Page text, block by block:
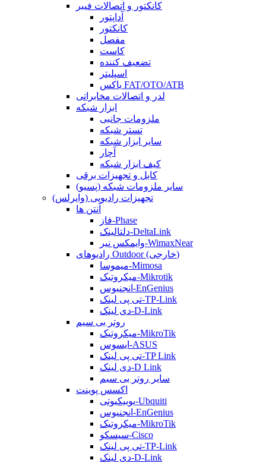
کانکتور و اتصالات فیبر
آداپتور
کانکتور
مفصل
کاست
تضعیف کننده
اسپلیتر
باکس FAT/OTO/ATB
لدر و اتصالات مخابراتی
ابزار شبکه
ملزومات جانبی
تستر شبکه
سایر ابزار شبکه
آچار
کیف ابزار شبکه
کابل و تجهیزات برقی
سایر ملزومات شبکه (پسیو)
تجهیزات رادیویی (وایرلس)
آنتن ها
فاز-Phase
دلتالینک-DeltaLink
وایمکس نیر-WimaxNear
رادیوهای Outdoor (خارجی)
میموسا-Mimosa
میکروتیک-Mikrotik
انجنیوس-EnGenius
تی پی لینک-TP-Link
دی لینک-D-Link
روتر بی سیم
میکروتیک-MikroTik
ایسوس-ASUS
تی پی لینک-TP Link
دی لینک-D Link
سایر روتر بی سیم
اکسس پوینت
یوبیکیوتی-Ubquiti
انجنیوس-EnGenius
میکروتیک-MikroTik
سیسکو-Cisco
تی پی لینک-TP-Link
دی لینک-D-Link